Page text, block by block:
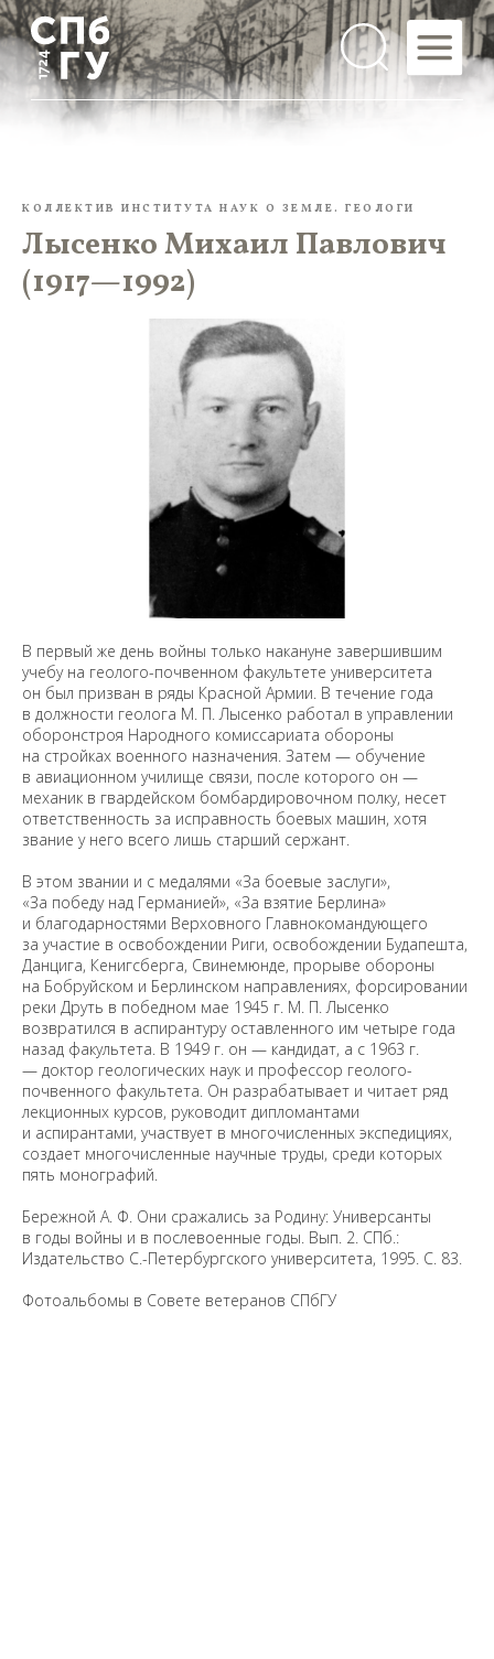
КОЛЛЕКТИВ ИНСТИТУТА НАУК О ЗЕМЛЕ. ГЕОЛОГИ
Лысенко Михаил Павлович
(1917—1992)
В первый же день войны только накануне завершившим
учебу на геолого-почвенном факультете университета
он был призван в ряды Красной Армии. В течение года
в должности геолога М. П. Лысенко работал в управлении
оборонстроя Народного комиссариата обороны
на стройках военного назначения. Затем — обучение
в авиационном училище связи, после которого он —
механик в гвардейском бомбардировочном полку, несет
ответственность за исправность боевых машин, хотя
звание у него всего лишь старший сержант.
В этом звании и с медалями «За боевые заслуги»,
«За победу над Германией», «За взятие Берлина»
и благодарностями Верховного Главнокомандующего
за участие в освобождении Риги, освобождении Будапешта,
Данцига, Кенигсберга, Свинемюнде, прорыве обороны
на Бобруйском и Берлинском направлениях, форсировании
реки Друть в победном мае 1945 г. М. П. Лысенко
возвратился в аспирантуру оставленного им четыре года
назад факультета. В 1949 г. он — кандидат, а с 1963 г.
— доктор геологических наук и профессор геолого-
почвенного факультета. Он разрабатывает и читает ряд
лекционных курсов, руководит дипломантами
и аспирантами, участвует в многочисленных экспедициях,
создает многочисленные научные труды, среди которых
пять монографий.
Бережной А. Ф. Они сражались за Родину: Универсанты
в годы войны и в послевоенные годы. Вып. 2. СПб.:
Издательство С.-Петербургского университета, 1995. С. 83.
Фотоальбомы в Совете ветеранов СПбГУ